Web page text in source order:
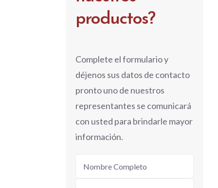
productos?
Complete el formulario y
déjenos sus datos de contacto
pronto uno de nuestros
representantes se comunicará
con usted para brindarle mayor
información.